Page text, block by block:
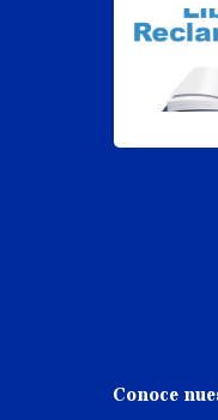
Conoce